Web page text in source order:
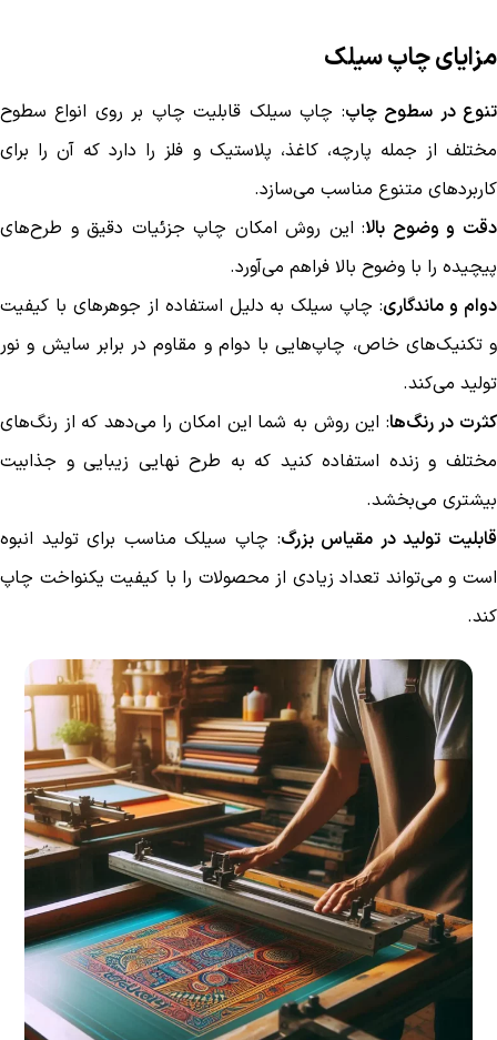
مزایای چاپ سیلک
تنوع در سطوح چاپ: چاپ سیلک قابلیت چاپ بر روی انواع سطوح
مختلف از جمله پارچه، کاغذ، پلاستیک و فلز را دارد که آن را برای
کاربردهای متنوع مناسب می‌سازد.
دقت و وضوح بالا: این روش امکان چاپ جزئیات دقیق و طرح‌های
پیچیده را با وضوح بالا فراهم می‌آورد.
دوام و ماندگاری: چاپ سیلک به دلیل استفاده از جوهرهای با کیفیت
و تکنیک‌های خاص، چاپ‌هایی با دوام و مقاوم در برابر سایش و نور
تولید می‌کند.
کثرت در رنگ‌ها: این روش به شما این امکان را می‌دهد که از رنگ‌های
مختلف و زنده استفاده کنید که به طرح نهایی زیبایی و جذابیت
بیشتری می‌بخشد.
قابلیت تولید در مقیاس بزرگ: چاپ سیلک مناسب برای تولید انبوه
است و می‌تواند تعداد زیادی از محصولات را با کیفیت یکنواخت چاپ
کند.